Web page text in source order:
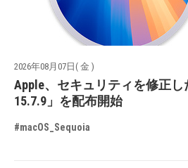
2026年08月07日( 金 )
Apple、セキュリティを修正し
15.7.9」を配布開始
#macOS_Sequoia